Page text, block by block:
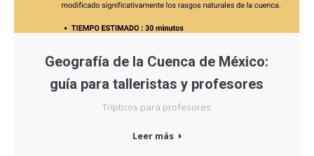
Geografía de la Cuenca de México:
guía para talleristas y profesores
Trípticos para profesores
Leer más